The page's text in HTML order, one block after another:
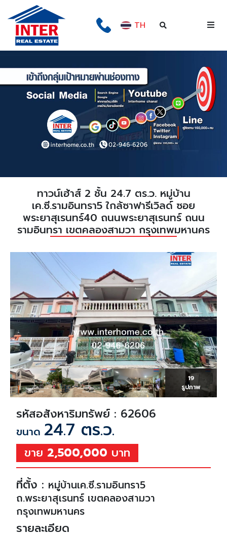
TH
ทาวน์เฮ้าส์ 2 ชั้น 24.7 ตร.ว. หมู่บ้าน
เค.ซี.รามอินทรา5 ใกล้ซาฟารีเวิลด์ ซอย
พระยาสุเรนทร์40 ถนนพระยาสุเรนทร์ ถนน
รามอินทรา เขตคลองสามวา กรุงเทพมหานคร
19
รูปภาพ
รหัสอสังหาริมทรัพย์ : 62606
ขนาด 24.7 ตร.ว.
ขาย 2,500,000 บาท
ที่ตั้ง : หมู่บ้านเค.ซี.รามอินทรา5
ถ.พระยาสุเรนทร์ เขตคลองสามวา
กรุงเทพมหานคร
รายละเอียด